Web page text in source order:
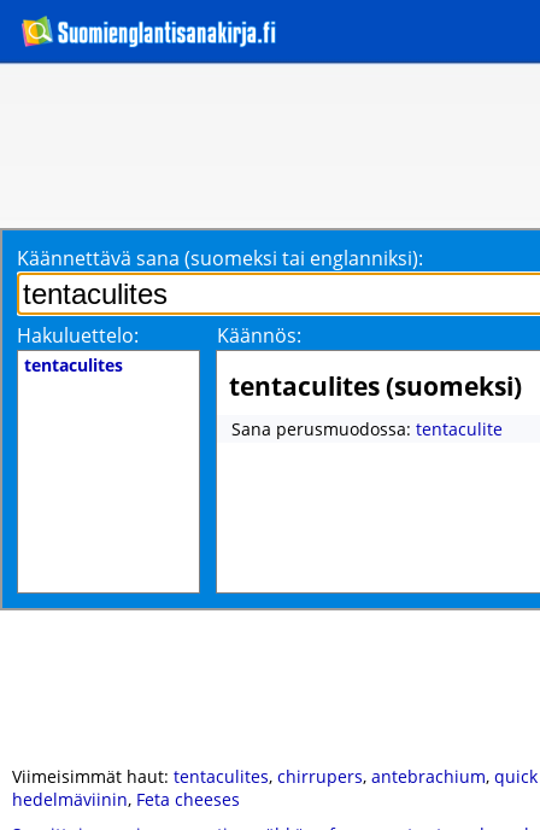
Käännettävä sana (suomeksi tai englanniksi):
Hakuluettelo: Käännös:
tentaculites
tentaculites (suomeksi)
Sana perusmuodossa: tentaculite
Viimeisimmät haut: tentaculites, chirrupers, antebrachium,
hedelmäviinin, Feta cheeses